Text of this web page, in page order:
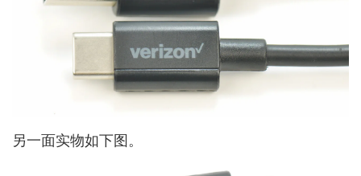
另一面实物如下图。